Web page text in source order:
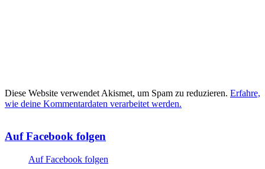
Diese Website verwendet Akismet, um Spam zu reduzieren. Erfahre,
wie deine Kommentardaten verarbeitet werden.
Auf Facebook folgen
Auf Facebook folgen